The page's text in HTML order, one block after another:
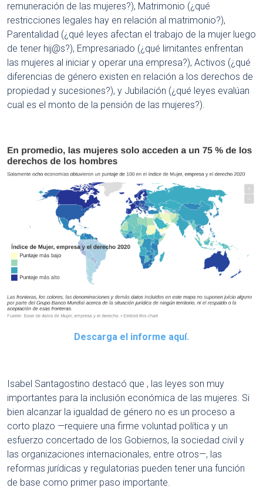
remuneración de las mujeres?), Matrimonio (¿qué
restricciones legales hay en relación al matrimonio?),
Parentalidad (¿qué leyes afectan el trabajo de la mujer luego
de tener hij@s?), Empresariado (¿qué limitantes enfrentan
las mujeres al iniciar y operar una empresa?), Activos (¿qué
diferencias de género existen en relación a los derechos de
propiedad y sucesiones?), y Jubilación (¿qué leyes evalúan
cual es el monto de la pensión de las mujeres?).
Descarga el informe aquí.
Isabel Santagostino destacó que , las leyes son muy
importantes para la inclusión económica de las mujeres. Si
bien alcanzar la igualdad de género no es un proceso a
corto plazo —requiere una firme voluntad política y un
esfuerzo concertado de los Gobiernos, la sociedad civil y
las organizaciones internacionales, entre otros—, las
reformas jurídicas y regulatorias pueden tener una función
de base como primer paso importante.